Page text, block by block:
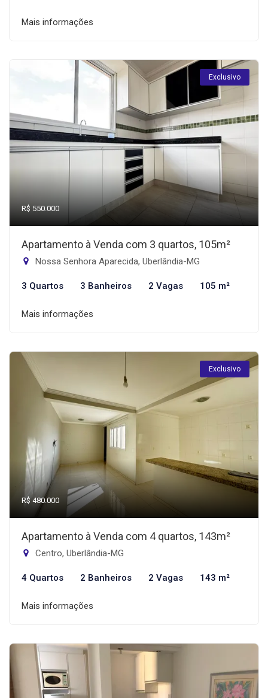
Mais informações
Exclusivo
R$ 550.000
Apartamento à Venda com 3 quartos, 105m²
Nossa Senhora Aparecida, Uberlândia-MG
3 Quartos 3 Banheiros 2 Vagas 105 m²
Mais informações
Exclusivo
R$ 480.000
Apartamento à Venda com 4 quartos, 143m²
Centro, Uberlândia-MG
4 Quartos 2 Banheiros 2 Vagas 143 m²
Mais informações